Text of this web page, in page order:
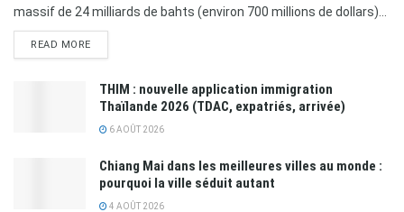
massif de 24 milliards de bahts (environ 700 millions de dollars)...
READ MORE
THIM : nouvelle application immigration
Thaïlande 2026 (TDAC, expatriés, arrivée)
6 AOÛT 2026
Chiang Mai dans les meilleures villes au monde :
pourquoi la ville séduit autant
4 AOÛT 2026